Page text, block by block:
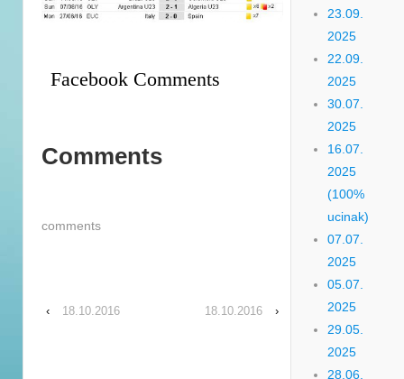
Facebook Comments
Comments
comments
‹ 18.10.2016 18.10.2016 ›
23.09.
2025
22.09.
2025
30.07.
2025
16.07.
2025
(100%
ucinak)
07.07.
2025
05.07.
2025
29.05.
2025
28.06.